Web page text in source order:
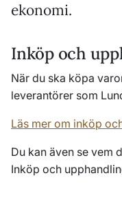
ekonomi.
Inköp och
När du ska köpa
leverantörer som
Läs mer om inköp
Du kan även se vem
Inköp och